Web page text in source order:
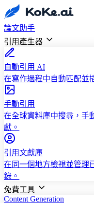
論文助手
引用產生器
自動引用 AI
在寫作過程中自動匹配並
手動引用
在全球資料庫中搜尋，手
獻。
引用文獻庫
在同一個地方檢視並管理
錄。
免費工具
Content Generation